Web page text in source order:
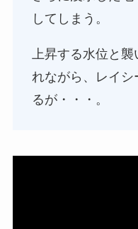
してしまう。
上昇する水位と襲
れながら、レイ
るが・・・。